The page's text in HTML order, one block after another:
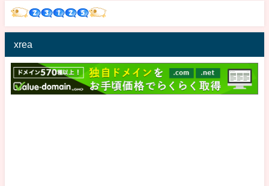
xrea